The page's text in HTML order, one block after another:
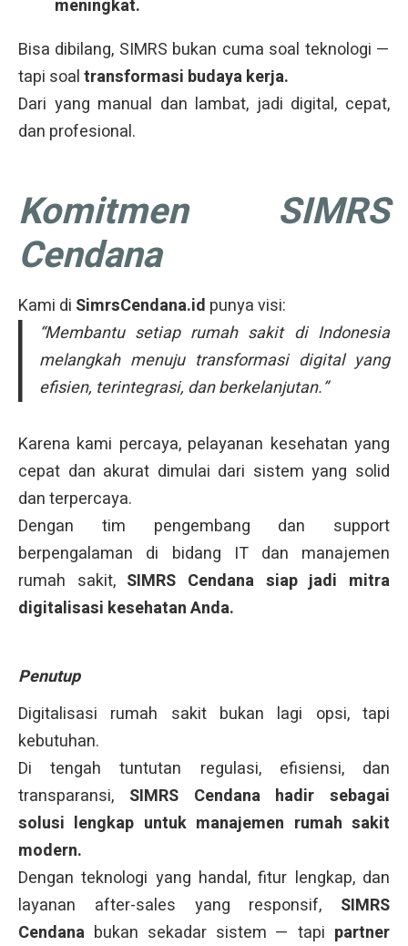
meningkat.
Bisa dibilang, SIMRS bukan cuma soal teknologi —
tapi soaltransformasi budaya kerja.
Dari yang manual dan lambat, jadi digital, cepat,
dan profesional.
Komitmen SIMRS
Cendana
Kami di SimrsCendana.id punya visi:
“Membantu setiap rumah sakit di Indonesia
melangkah menuju transformasi digital yang
efisien, terintegrasi, dan berkelanjutan.”
Karena kami percaya, pelayanan kesehatan yang
cepat dan akurat dimulai dari sistem yang solid
dan terpercaya.
Dengan tim pengembang dan support
berpengalaman di bidang IT dan manajemen
rumah sakit, SIMRS Cendana siap jadi mitra
digitalisasi kesehatan Anda.
Penutup
Digitalisasi rumah sakit bukan lagi opsi, tapi
kebutuhan.
Di tengah tuntutan regulasi, efisiensi, dan
transparansi, SIMRS Cendana hadir sebagai
solusi lengkap untuk manajemen rumah sakit
modern.
Dengan teknologi yang handal, fitur lengkap, dan
layanan after-sales yang responsif, SIMRS
Cendana bukan sekadar sistem — tapi partner